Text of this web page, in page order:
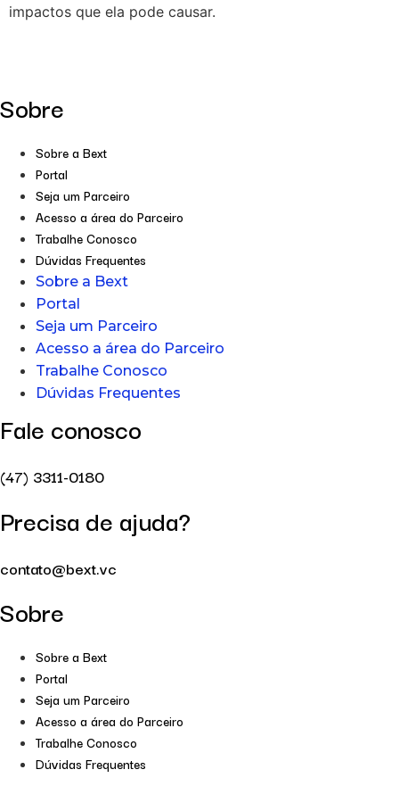
impactos que ela pode causar.
Sobre
Sobre a Bext
Portal
Seja um Parceiro
Acesso a área do Parceiro
Trabalhe Conosco
Dúvidas Frequentes
Sobre a Bext
Portal
Seja um Parceiro
Acesso a área do Parceiro
Trabalhe Conosco
Dúvidas Frequentes
Fale conosco
(47) 3311-0180
Precisa de ajuda?
contato@bext.vc
Sobre
Sobre a Bext
Portal
Seja um Parceiro
Acesso a área do Parceiro
Trabalhe Conosco
Dúvidas Frequentes